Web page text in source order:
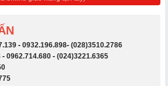
- 0932.196.898- (028)3510.2786
- 0962.714.680 - (024)3221.6365